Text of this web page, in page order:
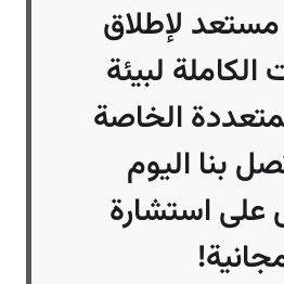
لإطلاق
الكاملة لبيئة
الخاصة
بنا اليوم
استشارة